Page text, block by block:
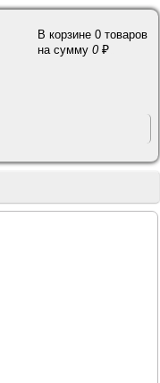
В корзине 0 товаров
на сумму 0